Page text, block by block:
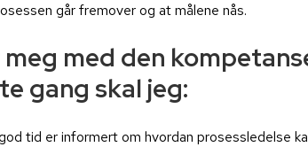
går fremover og at målene nås.
med den
gang skal jeg:
tid er informert om hvordan prosessledelse